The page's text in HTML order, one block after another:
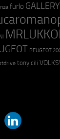
furlo GALLERY
PEUGEOT
tony cili